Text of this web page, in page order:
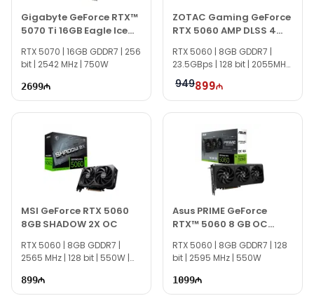
Gigabyte GeForce RTX™
5070 Ti 16GB Eagle Ice
RTX 5070 | 16GB GDDR7 | 256
bit | 2542 MHz | 750W
2699
ZOTAC Gaming GeForce
RTX 5060 AMP DLSS 4
RTX 5060 | 8GB GDDR7 |
23.5GBps | 128 bit | 2055MHz
| 600W | TG1525
949899
MSI GeForce RTX 5060
8GB SHADOW 2X OC
RTX 5060 | 8GB GDDR7 |
2565 MHz | 128 bit | 550W |
899
Asus PRIME GeForce
RTX™ 5060 8 GB OC
90YV0N10-M0NA00
RTX 5060 | 8GB GDDR7 | 128
bit | 2595 MHz | 550W
1099